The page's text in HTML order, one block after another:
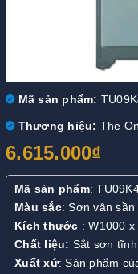
Mã sản phẩm:
Thương hiệu: The
6.615.000₫
Mã sản phẩm:
Màu sắc: Sơn vân sần
Kích thước : W1000
Chất liệu: Sắt sơn
Xuất xứ: Sản phẩm